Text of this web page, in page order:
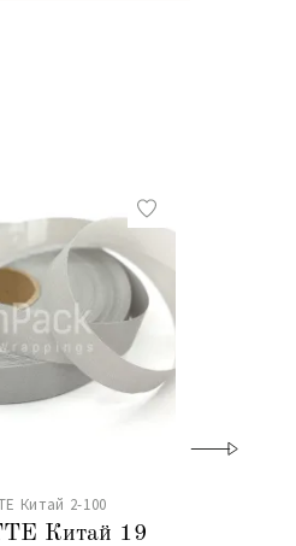
Китай 2-100
Китай 19